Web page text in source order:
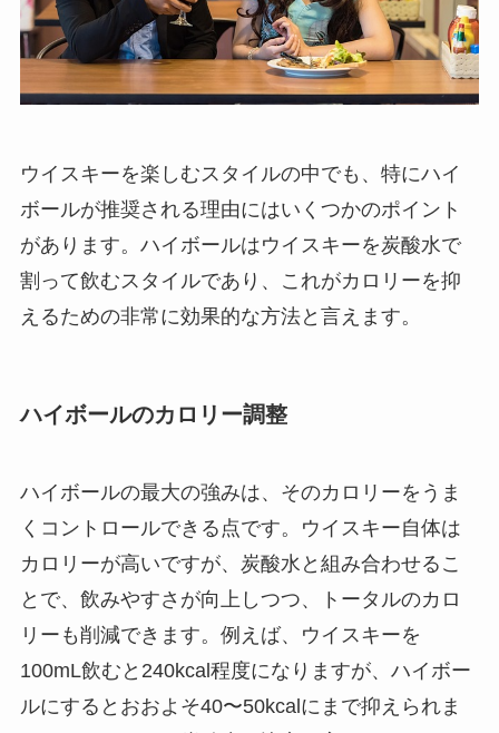
ウイスキーを楽しむスタイルの中でも、特にハイ
ボールが推奨される理由にはいくつかのポイント
があります。ハイボールはウイスキーを炭酸水で
割って飲むスタイルであり、これがカロリーを抑
えるための非常に効果的な方法と言えます。
ハイボールのカロリー調整
ハイボールの最大の強みは、そのカロリーをうま
くコントロールできる点です。ウイスキー自体は
カロリーが高いですが、炭酸水と組み合わせるこ
とで、飲みやすさが向上しつつ、トータルのカロ
リーも削減できます。例えば、ウイスキーを
100mL飲むと240kcal程度になりますが、ハイボー
ルにするとおおよそ40〜50kcalにまで抑えられま